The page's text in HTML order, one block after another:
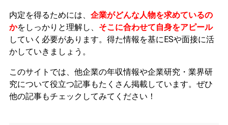
内定を得るためには、 企業がどんな人物を求めているの
かをしっかりと理解し、 そこに合わせて自身をアピール
していく必要があります。 得た情報を基にESや面接に活
かしていきましょう。
このサイトでは、他企業の年収情報や企業研究・業界研
究について役立つ記事もたくさん掲載しています。ぜひ
他の記事もチェックしてみてください！